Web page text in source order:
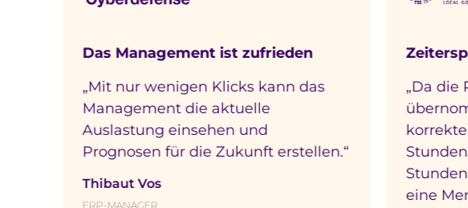
ist zufrieden
Klicks kann das
Zukunft erstellen.“
Zeitersparnis für Berater
„Da die Planung von Timewax
übernommen wird, sind die
korrekten Projektcodes und
Stunden bereits in den
Stundenzetteln enthalten. Das spart